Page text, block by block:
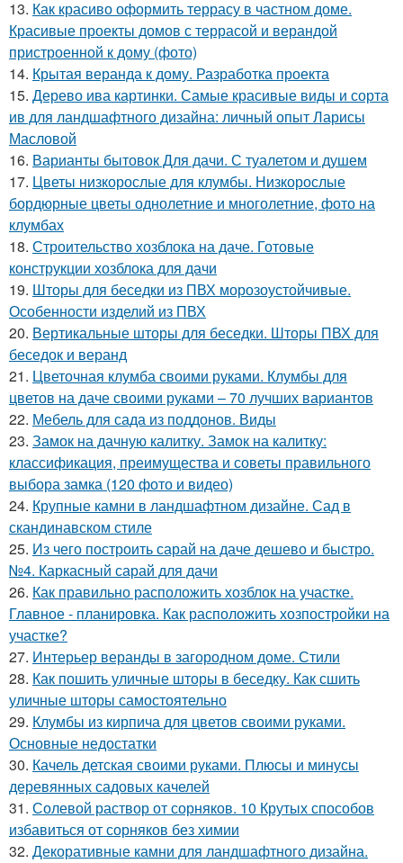
13. Как красиво оформить террасу в частном доме.
Красивые проекты домов с террасой и верандой
пристроенной к дому (фото)
14. Крытая веранда к дому. Разработка проекта
15. Дерево ива картинки. Самые красивые виды и сорта
ив для ландшафтного дизайна: личный опыт Ларисы
Масловой
16. Варианты бытовок Для дачи. С туалетом и душем
17. Цветы низкорослые для клумбы. Низкорослые
бордюрные цветы однолетние и многолетние, фото на
клумбах
18. Строительство хозблока на даче. Готовые
конструкции хозблока для дачи
19. Шторы для беседки из ПВХ морозоустойчивые.
Особенности изделий из ПВХ
20. Вертикальные шторы для беседки. Шторы ПВХ для
беседок и веранд
21. Цветочная клумба своими руками. Клумбы для
цветов на даче своими руками – 70 лучших вариантов
22. Мебель для сада из поддонов. Виды
23. Замок на дачную калитку. Замок на калитку:
классификация, преимущества и советы правильного
выбора замка (120 фото и видео)
24. Крупные камни в ландшафтном дизайне. Сад в
скандинавском стиле
25. Из чего построить сарай на даче дешево и быстро.
№4. Каркасный сарай для дачи
26. Как правильно расположить хозблок на участке.
Главное - планировка. Как расположить хозпостройки на
участке?
27. Интерьер веранды в загородном доме. Стили
28. Как пошить уличные шторы в беседку. Как сшить
уличные шторы самостоятельно
29. Клумбы из кирпича для цветов своими руками.
Основные недостатки
30. Качель детская своими руками. Плюсы и минусы
деревянных садовых качелей
31. Солевой раствор от сорняков. 10 Крутых способов
избавиться от сорняков без химии
32. Декоративные камни для ландшафтного дизайна.